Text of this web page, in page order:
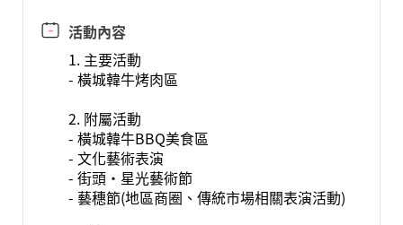
活動內容
1. 主要活動
- 橫城韓牛烤肉區
2. 附屬活動
- 橫城韓牛BBQ美食區
- 文化藝術表演
- 街頭·星光藝術節
- 藝穗節(地區商圈、傳統市場相關表演活動)